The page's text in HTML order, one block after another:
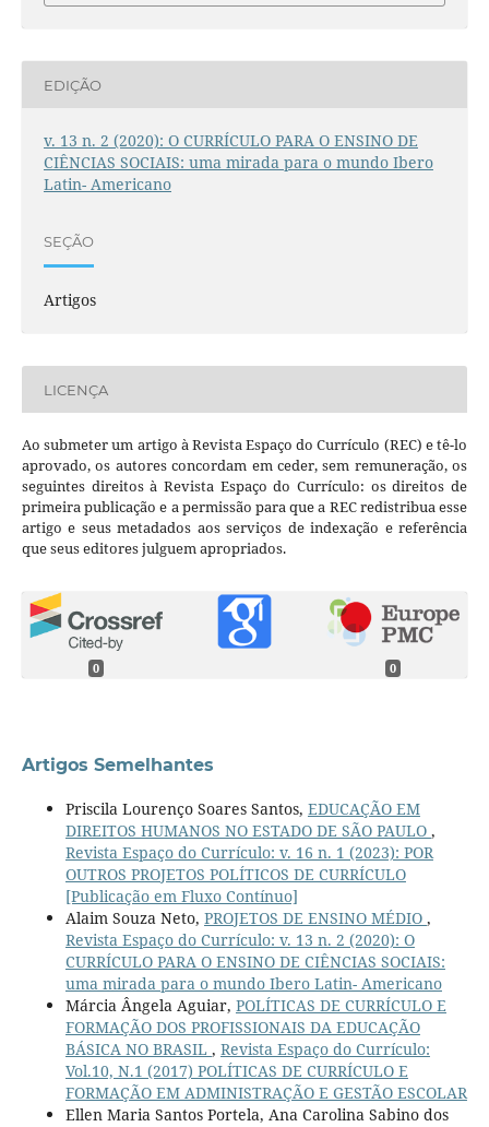
EDIÇÃO
v. 13 n. 2 (2020): O CURRÍCULO PARA O ENSINO DE
CIÊNCIAS SOCIAIS: uma mirada para o mundo Ibero
Latin- Americano
SEÇÃO
Artigos
LICENÇA
Ao submeter um artigo à Revista Espaço do Currículo (REC) e tê-lo
aprovado, os autores concordam em ceder, sem remuneração, os
seguintes direitos à Revista Espaço do Currículo: os direitos de
primeira publicação e a permissão para que a REC redistribua esse
artigo e seus metadados aos serviços de indexação e referência
que seus editores julguem apropriados.
0 0
Artigos Semelhantes
Priscila Lourenço Soares Santos, EDUCAÇÃO EM
DIREITOS HUMANOS NO ESTADO DE SÃO PAULO ,
Revista Espaço do Currículo: v. 16 n. 1 (2023): POR
OUTROS PROJETOS POLÍTICOS DE CURRÍCULO
[Publicação em Fluxo Contínuo]
Alaim Souza Neto, PROJETOS DE ENSINO MÉDIO ,
Revista Espaço do Currículo: v. 13 n. 2 (2020): O
CURRÍCULO PARA O ENSINO DE CIÊNCIAS SOCIAIS:
uma mirada para o mundo Ibero Latin- Americano
Márcia Ângela Aguiar, POLÍTICAS DE CURRÍCULO E
FORMAÇÃO DOS PROFISSIONAIS DA EDUCAÇÃO
BÁSICA NO BRASIL , Revista Espaço do Currículo:
Vol.10, N.1 (2017) POLÍTICAS DE CURRÍCULO E
FORMAÇÃO EM ADMINISTRAÇÃO E GESTÃO ESCOLAR
Ellen Maria Santos Portela, Ana Carolina Sabino dos